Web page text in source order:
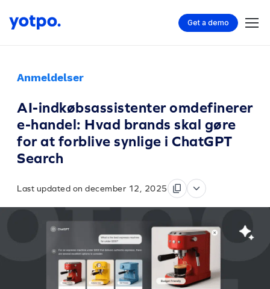
Get a demo
Anmeldelser
AI-indkøbsassistenter omdefinerer
e-handel: Hvad brands skal gøre
for at forblive synlige i ChatGPT
Search
Last updated on december 12, 2025